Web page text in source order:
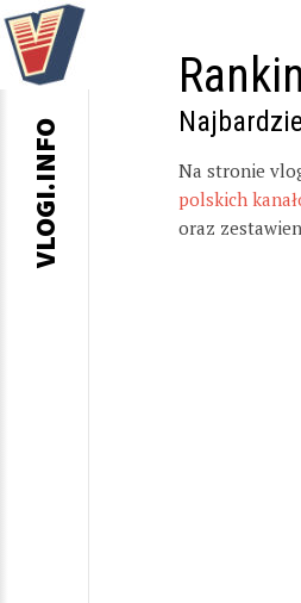
Na stronie
polskich
oraz
VLOGI.INFO